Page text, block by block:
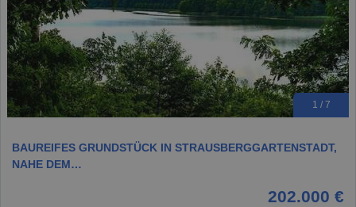
1 / 7
BAUREIFES GRUNDSTÜCK IN STRAUSBERGGARTENSTADT,
NAHE DEM…
202.000 €